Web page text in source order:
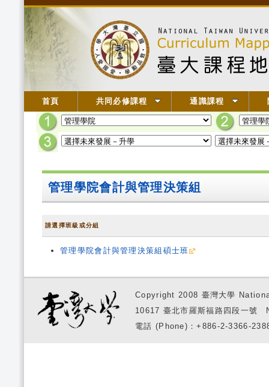
首頁 共同必修課程 通識課程
管理學院會計與管理決策組
請選擇班級或分組
管理學院會計與管理決策組碩士班
Copyright 2008 臺灣大學
10617 臺北市羅斯福路四段一
電話 (Phone)：+886-2-3366-